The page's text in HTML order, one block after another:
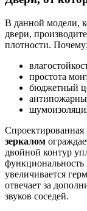
В данной модели,
двери,
плотности. Почему:
простота
бюджетный
зеркалом
двойной контур
функциональность
увеличивается
отвечает за
звуков соседей.